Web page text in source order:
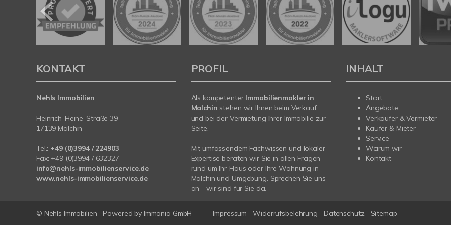
KONTAKT
Nehls Immobilien
Heinrich-Heine-Straße 39
17139 Malchin
Tel.: +49 (0)3994 / 224903
Fax: +49 (0)3994 / 632327
info@nehls-immobilienservice.de
www.nehls-immobilienservice.de
PROFIL
Als kompetenter Immobilienmakler in
Malchin stehen wir Ihnen beim Verkauf
und bei der Vermietung Ihrer Immobilie zur
Seite.
Mit umfassendem Fachwissen und lokaler
Expertise beraten wir Sie in allen Fragen
rund um Ihr Haus oder Ihre Wohnung in
Malchin und Umgebung. Sprechen Sie uns
an - wir sind für Sie da.
INHALT
Start
Angebote
Verkäufer & Vermieter
Käufer & Mieter
Service
Warum wir
Kontakt
© Nehls Immobilien Powered by Immonia GmbH Impressum Widerrufsbelehrung Datenschutz Sitemap